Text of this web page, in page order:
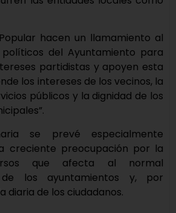
hacen un llamamiento al
del Ayuntamiento para
partidistas y apoyen esta
los intereses de los vecinos, la
públicos y la dignidad de los
se prevé especialmente
creciente preocupación por la
que afecta al normal
de los ayuntamientos y, por
diaria de los ciudadanos.